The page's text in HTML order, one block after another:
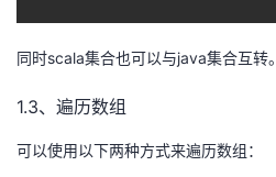
同时scala集合也可以与java集合互转。
1.3、遍历数组
可以使用以下两种方式来遍历数组：